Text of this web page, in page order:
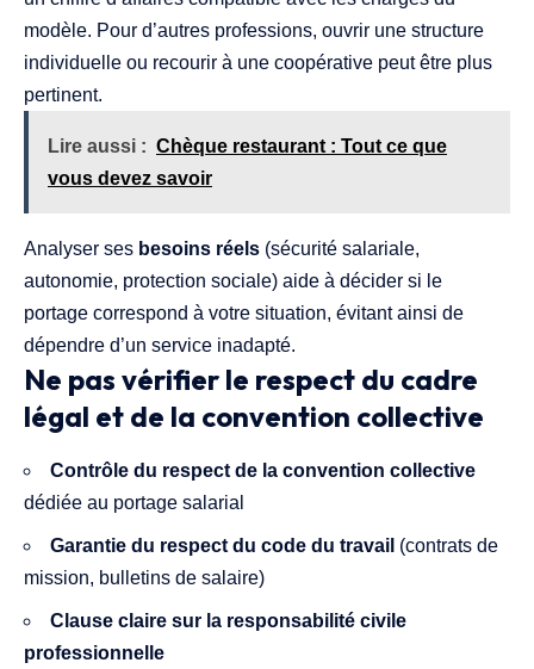
modèle. Pour d’autres professions, ouvrir une structure
individuelle ou recourir à une coopérative peut être plus
pertinent.
Lire aussi : Chèque restaurant : Tout ce que
vous devez savoir
Analyser ses besoins réels (sécurité salariale,
autonomie, protection sociale) aide à décider si le
portage correspond à votre situation, évitant ainsi de
dépendre d’un service inadapté.
Ne pas vérifier le respect du cadre
légal et de la convention collective
Contrôle du respect de la convention collective
dédiée au portage salarial
Garantie du respect du code du travail (contrats de
mission, bulletins de salaire)
Clause claire sur la responsabilité civile
professionnelle